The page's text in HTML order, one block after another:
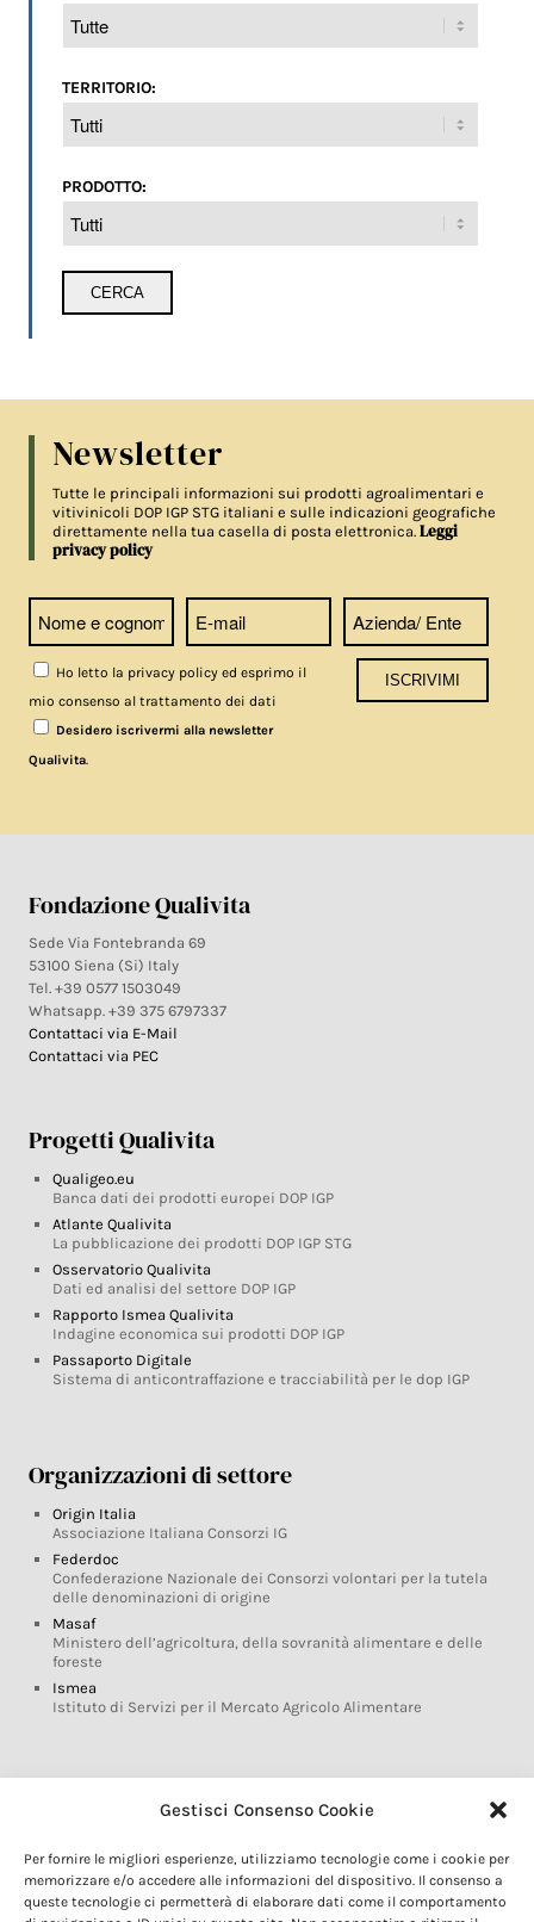
Gestisci Consenso Cookie
Per fornire le migliori esperienze, utilizziamo tecnologie come i cookie per
memorizzare e/o accedere alle informazioni del dispositivo. Il consenso a
queste tecnologie ci permetterà di elaborare dati come il comportamento
TERRITORIO:
PRODOTTO:
Newsletter
Tutte le principali informazioni sui prodotti agroalimentari e
vitivinicoli DOP IGP STG italiani e sulle indicazioni geografiche
direttamente nella tua casella di posta elettronica.Leggi
privacy policy
Ho letto la privacy policy ed esprimo il
mio consenso al trattamento dei dati
Desidero iscrivermi alla newsletter
Qualivita.
Fondazione Qualivita
Sede Via Fontebranda 69
53100 Siena (Si) Italy
Tel. +39 0577 1503049
Whatsapp. +39 375 6797337
Contattaci via E-Mail
Contattaci via PEC
Progetti Qualivita
Qualigeo.eu
Banca dati dei prodotti europei DOP IGP
Atlante Qualivita
La pubblicazione dei prodotti DOP IGP STG
Osservatorio Qualivita
Dati ed analisi del settore DOP IGP
Rapporto Ismea Qualivita
Indagine economica sui prodotti DOP IGP
Passaporto Digitale
Sistema di anticontraffazione e tracciabilità per le dop IGP
Organizzazioni di settore
Origin Italia
Associazione Italiana Consorzi IG
Federdoc
Confederazione Nazionale dei Consorzi volontari per la tutela
delle denominazioni di origine
Masaf
Ministero dell’agricoltura, della sovranità alimentare e delle
foreste
Ismea
Istituto di Servizi per il Mercato Agricolo Alimentare
Glossario DOP IGP
Marchi DOP IGP
Normativa prodotti DOP IGP